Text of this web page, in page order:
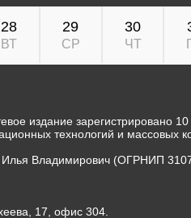
28
ВТ
29
СР
30
ЧТ
издание зарегистрировано 10
технологий и массовых
Владимирович (ОГРНИП
17, офис 304.